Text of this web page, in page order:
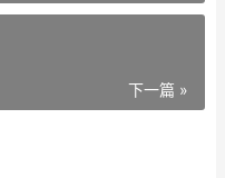
下一篇 »